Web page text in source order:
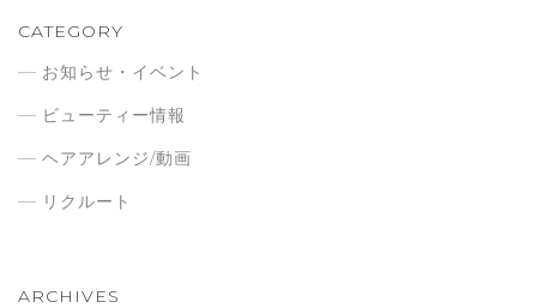
CATEGORY
お知らせ・イベント
ビューティー情報
ヘアアレンジ/動画
リクルート
ARCHIVES